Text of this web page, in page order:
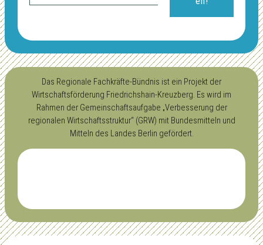
Das Regionale Fachkräfte-Bündnis ist ein Projekt der
Wirtschaftsförderung Friedrichshain-Kreuzberg. Es wird im
Rahmen der Gemeinschaftsaufgabe „Verbesserung der
regionalen Wirtschaftsstruktur“ (GRW) mit Bundesmitteln und
Mitteln des Landes Berlin gefördert.